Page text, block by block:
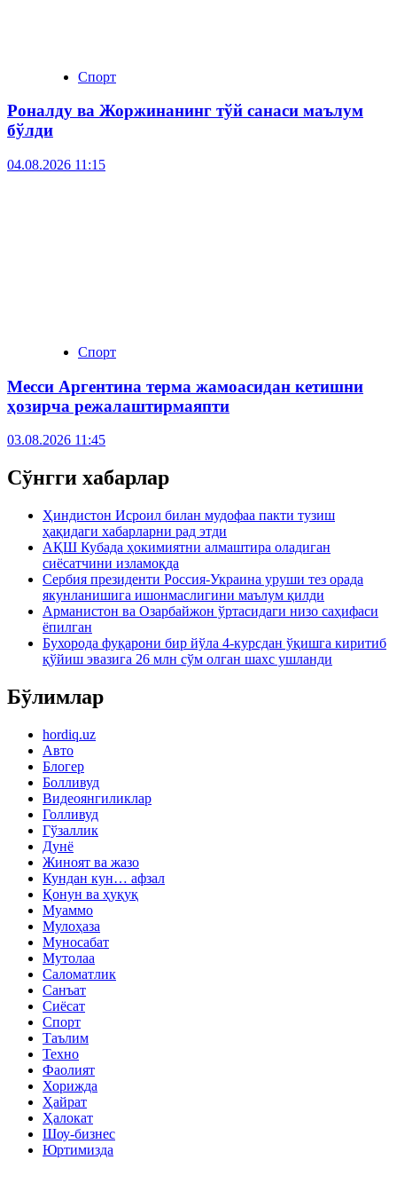
Спорт
Роналду ва Жоржинанинг тўй санаси маълум
бўлди
04.08.2026 11:15
Спорт
Месси Аргентина терма жамоасидан кетишни
ҳозирча режалаштирмаяпти
03.08.2026 11:45
Сўнгги хабарлар
Ҳиндистон Исроил билан мудофаа пакти тузиш
ҳақидаги хабарларни рад этди
АҚШ Кубада ҳокимиятни алмаштира оладиган
сиёсатчини изламоқда
Сербия президенти Россия-Украина уруши тез орада
якунланишига ишонмаслигини маълум қилди
Арманистон ва Озарбайжон ўртасидаги низо саҳифаси
ёпилган
Бухорода фуқарони бир йўла 4-курсдан ўқишга киритиб
қўйиш эвазига 26 млн сўм олган шахс ушланди
Бўлимлар
hordiq.uz
Авто
Блогер
Болливуд
Видеоянгиликлар
Голливуд
Гўзаллик
Дунё
Жиноят ва жазо
Кундан кун… афзал
Қонун ва ҳуқуқ
Муаммо
Мулоҳаза
Муносабат
Мутолаа
Саломатлик
Санъат
Сиёсат
Спорт
Таълим
Техно
Фаолият
Хорижда
Ҳайрат
Ҳалокат
Шоу-бизнес
Юртимизда